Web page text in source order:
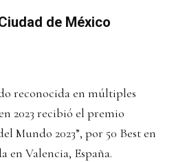
de México
reconocida en múltiples
2023 recibió el premio
Mundo 2023”, por 50 Best en
en Valencia, España.